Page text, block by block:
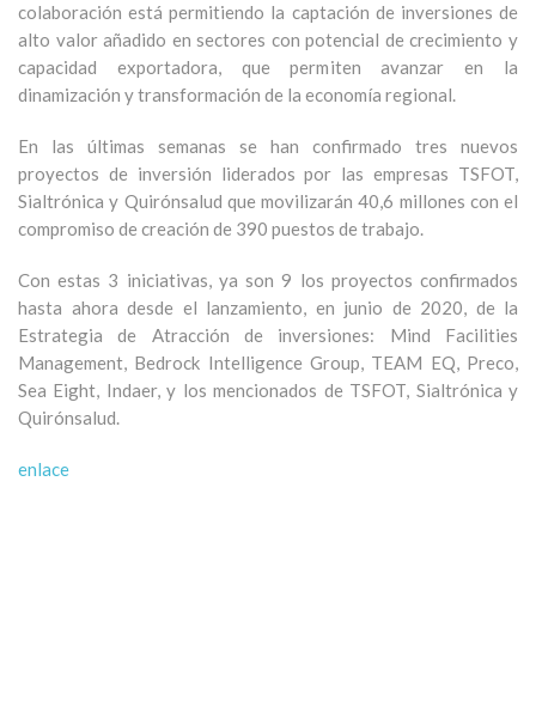
colaboración está permitiendo la captación de inversiones de
alto valor añadido en sectores con potencial de crecimiento y
capacidad exportadora, que permiten avanzar en la
dinamización y transformación de la economía regional.
En las últimas semanas se han confirmado tres nuevos
proyectos de inversión liderados por las empresas TSFOT,
Sialtrónica y Quirónsalud que movilizarán 40,6 millones con el
compromiso de creación de 390 puestos de trabajo.
Con estas 3 iniciativas, ya son 9 los proyectos confirmados
hasta ahora desde el lanzamiento, en junio de 2020, de la
Estrategia de Atracción de inversiones: Mind Facilities
Management, Bedrock Intelligence Group, TEAM EQ, Preco,
Sea Eight, Indaer, y los mencionados de TSFOT, Sialtrónica y
Quirónsalud.
enlace